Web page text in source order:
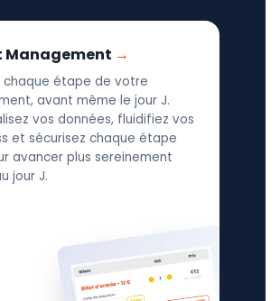
Management
chaque étape de votre
avant même le jour J.
vos données, fluidifiez vos
et sécurisez chaque étape
avancer plus sereinement
jour J.